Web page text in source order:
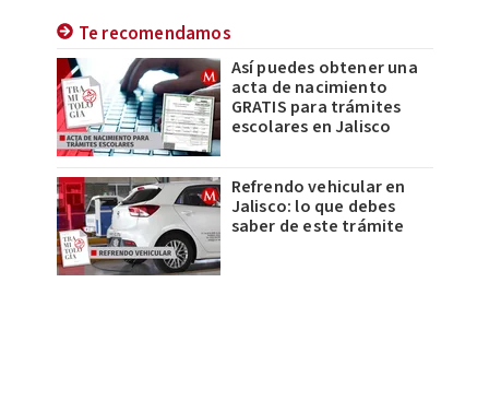
Te recomendamos
Así puedes obtener una
acta de nacimiento
GRATIS para trámites
escolares en Jalisco
Refrendo vehicular en
Jalisco: lo que debes
saber de este trámite